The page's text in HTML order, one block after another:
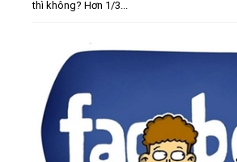
thì không? Hơn 1/3...